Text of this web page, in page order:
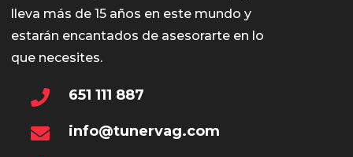
lleva más de 15 años en este mundo y
estarán encantados de asesorarte en lo
que necesites.
651 111 887
info@tunervag.com